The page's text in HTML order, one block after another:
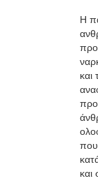
Η
και
που
και